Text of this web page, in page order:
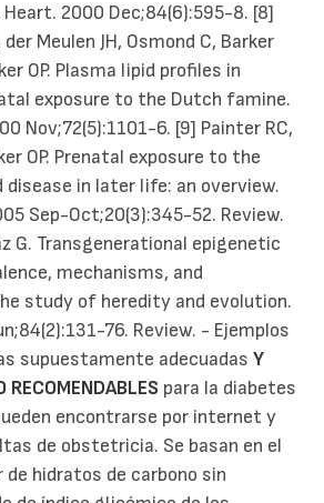
2000 Dec;84(6):595-8. [8]
Meulen JH, Osmond C, Barker
OP. Plasma lipid profiles in
exposure to the Dutch famine.
Nov;72(5):1101-6. [9] Painter RC,
OP. Prenatal exposure to the
in later life: an overview.
Sep-Oct;20(3):345-52. Review.
G. Transgenerational epigenetic
mechanisms, and
study of heredity and evolution.
76. Review. - Ejemplos
supuestamente adecuadas Y
RECOMENDABLES para la diabetes
encontrarse por internet y
de obstetricia. Se basan en el
de hidratos de carbono sin